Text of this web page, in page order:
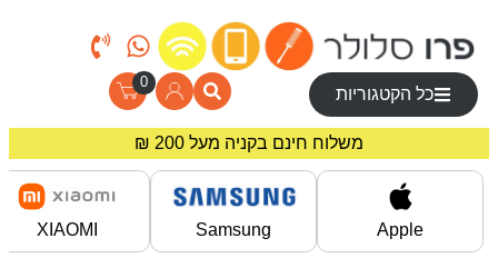
כל הקטגוריות
0
משלוח חינם בקניה מעל 200 ₪
מחירים מיוחדים לרוכשים באתר!
Apple
Samsung
XIAOMI